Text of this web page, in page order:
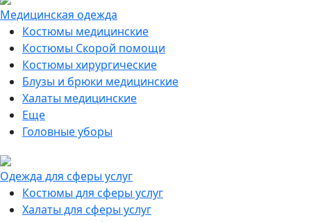
Медицинская одежда
Костюмы медицинские
Костюмы Скорой помощи
Костюмы хирургические
Блузы и брюки медицинские
Халаты медицинские
Еще
Головные уборы
Одежда для сферы услуг
Костюмы для сферы услуг
Халаты для сферы услуг